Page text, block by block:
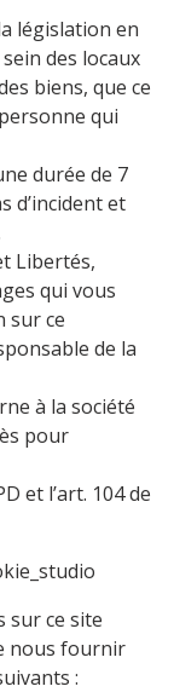
législation en
des locaux
biens, que ce
qui
durée de 7
d’incident et
Libertés,
qui vous
sur ce
de la
à la société
pour
et l’art. 104 de
sur ce site
nous fournir
: